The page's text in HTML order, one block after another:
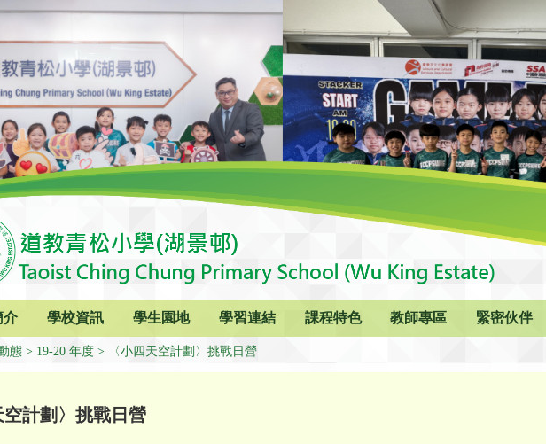
介 學校資訊 學生園地 學習連結 課程特色 教師專區 緊密伙伴
態 19-20 年度 〈小四天空計劃〉挑戰日營
空計劃〉挑戰日營